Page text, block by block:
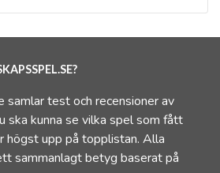
test och recensioner av
ska kunna se vilka spel som fått
högst upp på topplistan. Alla
sammanlagt betyg baserat på